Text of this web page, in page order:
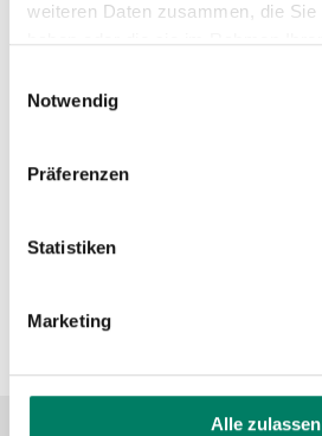
weiteren Daten zusammen, die Sie
Notwendig
Präferenzen
Statistiken
Marketing
Alle zulassen
Rhein-Erft-
+49 221 20808-0